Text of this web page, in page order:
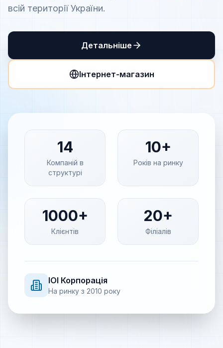
всій території України.
Детальніше
Інтернет-магазин
14
Компаній в
структурі
10+
Років на ринку
1000+
Клієнтів
20+
Філіалів
IOI Корпорація
На ринку з 2010 року